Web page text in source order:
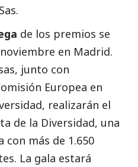
de los premios se
en Madrid.
junto con
Europea en
realizarán el
de la Diversidad, una
con más de 1.650
La gala estará